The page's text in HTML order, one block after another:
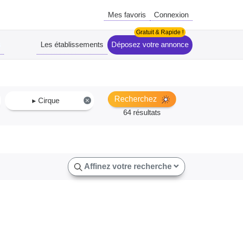
Mes favoris Connexion
Les établissements Déposez votre annonce
×
▸ Cirque
Recherchez
64 résultats
Affinez votre recherche